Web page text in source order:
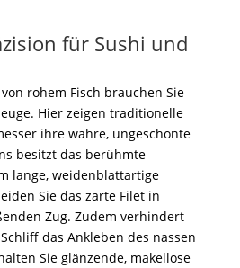
für Sushi und
rohem Fisch brauchen Sie
Hier zeigen traditionelle
ihre wahre, ungeschönte
besitzt das berühmte
lange, weidenblattartige
Sie das zarte Filet in
Zug. Zudem verhindert
das Ankleben des nassen
Sie glänzende, makellose